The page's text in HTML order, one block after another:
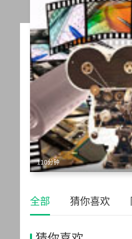
110分钟
全部 猜你喜欢